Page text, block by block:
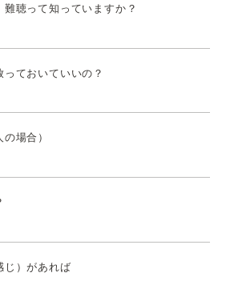
聴って知っていますか？
ておいていいの？
場合）
じ）があれば